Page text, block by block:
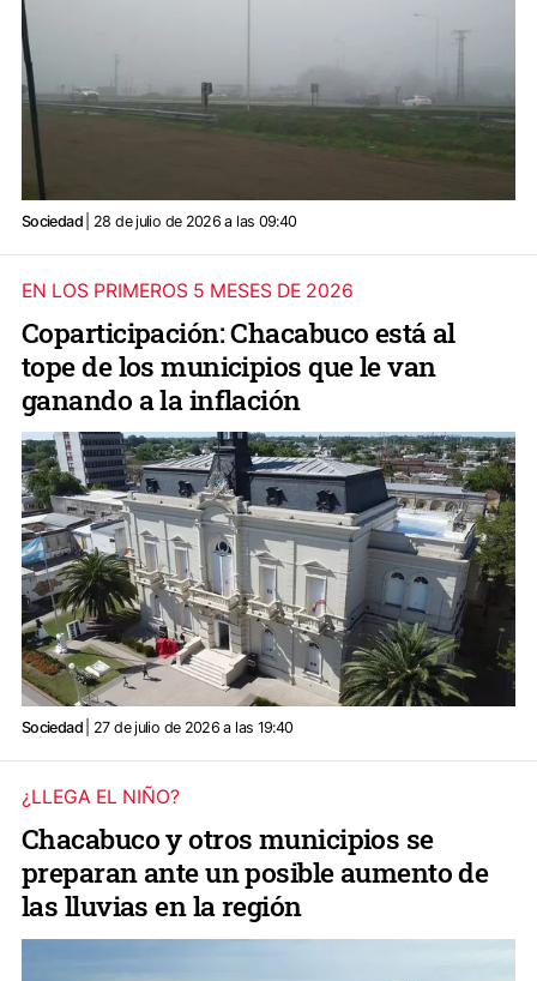
Sociedad | 28 de julio de 2026 a las 09:40
EN LOS PRIMEROS 5 MESES DE 2026
Coparticipación: Chacabuco está al
tope de los municipios que le van
ganando a la inflación
Sociedad | 27 de julio de 2026 a las 19:40
¿LLEGA EL NIÑO?
Chacabuco y otros municipios se
preparan ante un posible aumento de
las lluvias en la región